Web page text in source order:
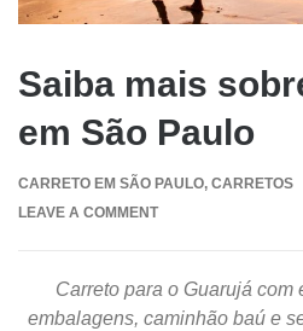
Saiba mais
em São Paulo
CARRETO EM SÃO PAULO, CARRETOS
LEAVE A COMMENT
Carreto para o Guarujá
embalagens, caminhão baú e